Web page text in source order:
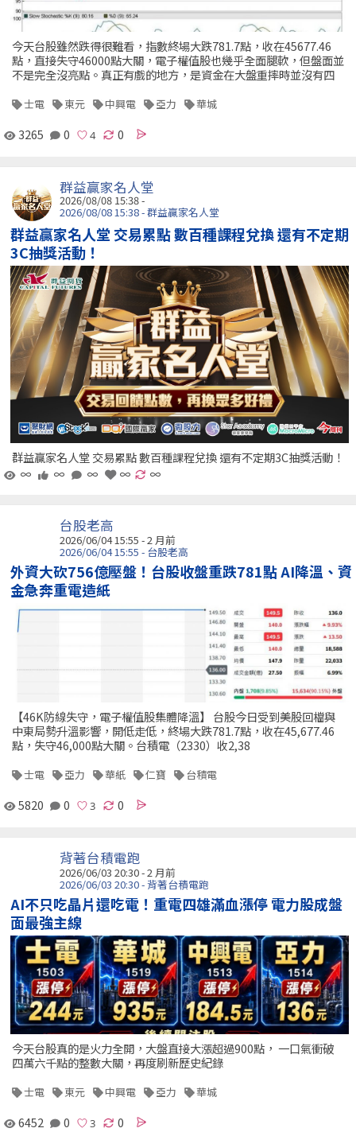
今天台股雖然跌得很難看，指數終場大跌781.7點，收在45677.46
點，直接失守46000點大關，電子權值股也幾乎全面腿軟，但盤面並
不是完全沒亮點。真正有戲的地方，是資金在大盤重摔時並沒有四
士電 東元 中興電 亞力 華城
3265 0 0
群益贏家名人堂
2026/08/08 15:38 -
2026/08/08 15:38 - 群益贏家名人堂
群益贏家名人堂 交易累點 數百種課程兌換 還有不定期
3C抽獎活動！
群益贏家名人堂 交易累點 數百種課程兌換 還有不定期3C抽獎活動！
∞
∞ ∞ ∞ ∞
台股老高
2026/06/04 15:55 - 2 月前
2026/06/04 15:55 - 台股老高
外資大砍756億壓盤！台股收盤重跌781點 AI降溫、資
金急奔重電造紙
【46K防線失守，電子權值股集體降溫】 台股今日受到美股回檔與
中東局勢升溫影響，開低走低，終場大跌781.7點，收在45,677.46
點，失守46,000點大關。台積電（2330）收2,38
士電 亞力 華紙 仁寶 台積電
5820 0 0
背著台積電跑
2026/06/03 20:30 - 2 月前
2026/06/03 20:30 - 背著台積電跑
AI不只吃晶片還吃電！重電四雄滿血漲停 電力股成盤
面最強主線
今天台股真的是火力全開，大盤直接大漲超過900點， 一口氣衝破
四萬六千點的整數大關，再度刷新歷史紀錄
士電 東元 中興電 亞力 華城
6452 0 0